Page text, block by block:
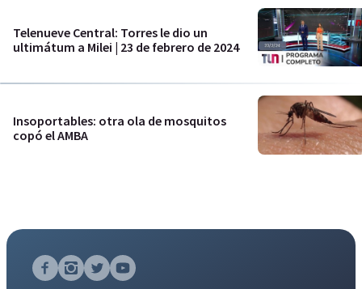
Telenueve Central: Torres le dio un
ultimátum a Milei | 23 de febrero de 2024
Insoportables: otra ola de mosquitos
copó el AMBA